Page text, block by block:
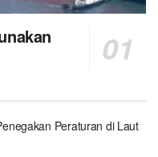
Peraturan di Laut